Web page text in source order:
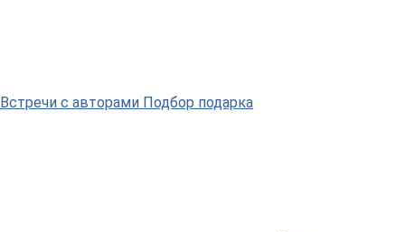
Встречи с авторами Подбор подарка